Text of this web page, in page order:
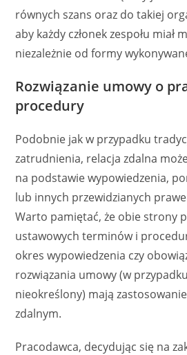
równych szans oraz do takiej
aby każdy członek zespołu miał
niezależnie od formy
Rozwiązanie umowy o
procedury
Podobnie jak w przypadku
zatrudnienia, relacja zdalna
na podstawie wypowiedzenia,
lub innych przewidzianych
Warto pamiętać, że obie strony
ustawowych terminów i
okres wypowiedzenia czy
rozwiązania umowy (w
nieokreślony) mają
zdalnym.
Pracodawca, decydując się na